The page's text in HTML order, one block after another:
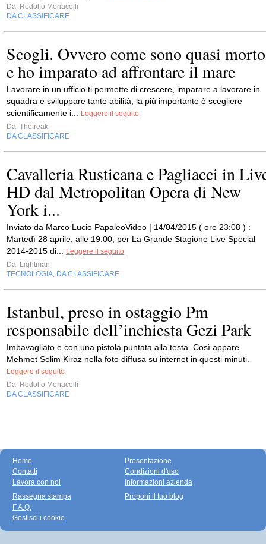
Da Rodolfo Monacelli
DA CLASSIFICARE
Scogli. Ovvero come sono quasi morto
e ho imparato ad affrontare il mare
Lavorare in un ufficio ti permette di crescere, imparare a lavorare in
squadra e sviluppare tante abilità, la più importante è scegliere
scientificamente i...
Leggere il seguito
Da Thefreak
DA CLASSIFICARE
Cavalleria Rusticana e Pagliacci in
HD dal Metropolitan Opera di New
York i...
Inviato da Marco Lucio PapaleoVideo | 14/04/2015 ( ore 23:08 ) :
Martedì 28 aprile, alle 19:00, per La Grande Stagione Live Special
2014-2015 di...
Leggere il seguito
Da Lightman
TECNOLOGIA DA CLASSIFICARE
Istanbul, preso in ostaggio Pm
responsabile dell’inchiesta Gezi Park
Imbavagliato e con una pistola puntata alla testa. Così appare
Mehmet Selim Kiraz nella foto diffusa su internet in questi minuti.
Leggere il seguito
Da Rodolfo Monacelli
DA CLASSIFICARE
Home
Contatti
Lavora con noi
Presentazione
Condizioni d'uso
Informazioni azienda
Rassegna stampa
F.A.Q.
Gestisci i cookie
Proponi il tuo blog